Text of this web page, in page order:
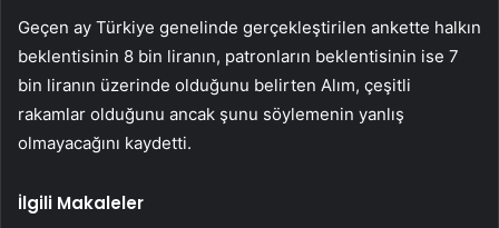
Geçen ay Türkiye genelinde gerçekleştirilen ankette halkın
beklentisinin 8 bin liranın, patronların beklentisinin ise 7
bin liranın üzerinde olduğunu belirten Alım, çeşitli
rakamlar olduğunu ancak şunu söylemenin yanlış
olmayacağını kaydetti.
İlgili Makaleler